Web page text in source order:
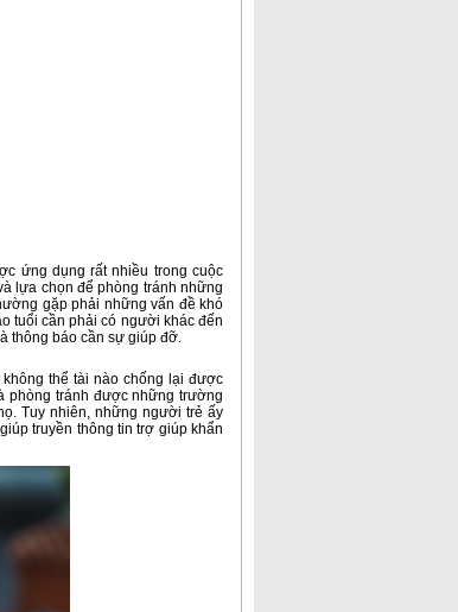
ứng dụng rất nhiều trong cuộc
lựa chọn để phòng tránh những
gặp phải những vấn đề khó
tuổi cần phải có người khác đến
thông báo cần sự giúp đỡ.
thể tài nào chống lại được
phòng tránh được những trường
Tuy nhiên, những người trẻ ấy
truyền thông tin trợ giúp khẩn